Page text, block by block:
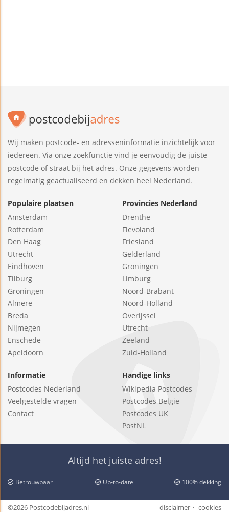
Wij maken postcode- en adresseninformatie inzichtelijk voor
iedereen. Via onze zoekfunctie vind je eenvoudig de juiste
postcode of straat bij het adres. Onze gegevens worden
regelmatig geactualiseerd en dekken heel Nederland.
Populaire plaatsen
Amsterdam
Rotterdam
Den Haag
Utrecht
Eindhoven
Tilburg
Groningen
Almere
Breda
Nijmegen
Enschede
Apeldoorn
Provincies Nederland
Drenthe
Flevoland
Friesland
Gelderland
Groningen
Limburg
Noord-Brabant
Noord-Holland
Overijssel
Utrecht
Zeeland
Zuid-Holland
Informatie
Postcodes Nederland
Veelgestelde vragen
Contact
Handige links
Wikipedia Postcodes
Postcodes België
Postcodes UK
PostNL
Altijd het juiste adres!
Betrouwbaar Up-to-date 100% dekking
©2026 Postcodebijadres.nl disclaimer cookies